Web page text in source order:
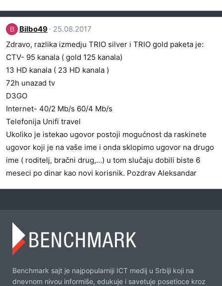
B Bilbo49
25.08.2017
Zdravo, razlika izmedju TRIO silver i TRIO gold paketa je:
CTV- 95 kanala ( gold 125 kanala)
13 HD kanala ( 23 HD kanala )
72h unazad tv
D3GO
Internet- 40/2 Mb/s 60/4 Mb/s
Telefonija Unifi travel
Ukoliko je istekao ugovor postoji mogućnost da raskinete
ugovor koji je na vaše ime i onda sklopimo ugovor na drugo
ime ( roditelj, bračni drug,...) u tom slučaju dobili biste 6
meseci po dinar kao novi korisnik. Pozdrav Aleksandar
Benchmark sajt je najpopularniji ICT medij u Srbiji koji na
dnevnom nivou informiše, edukuje i savetuje posetioce kroz